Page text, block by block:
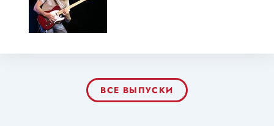
ВСЕ ВЫПУСКИ